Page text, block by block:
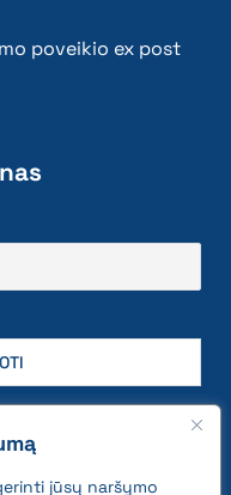
jūsų naršymo
poveikio ex post